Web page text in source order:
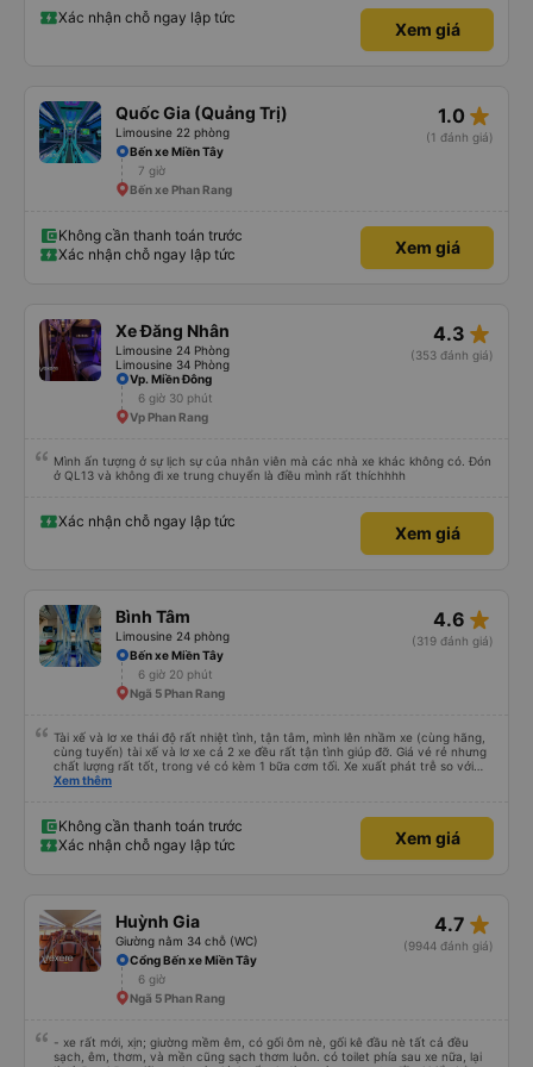
Xác nhận chỗ ngay lập tức
Xem giá
Quốc Gia (Quảng Trị)
Limousine 22 phòng
1.0 star_rate
(1 đánh giá)
Bến xe Miền Tây
7 giờ
Bến xe Phan Rang
Không cần thanh toán trước
Xác nhận chỗ ngay lập tức
Xem giá
Xe Đăng Nhân
Limousine 24 Phòng
Limousine 34 Phòng
4.3 star_rate
(353 đánh giá)
Vp. Miền Đông
6 giờ 30 phút
Vp Phan Rang
Mình ấn tượng ở sự lịch sự của nhân viên mà các nhà xe khác không có. Đón
ở QL13 và không đi xe trung chuyển là điều mình rất thíchhhh
Xác nhận chỗ ngay lập tức
Xem giá
Bình Tâm
Limousine 24 phòng
4.6 star_rate
(319 đánh giá)
Bến xe Miền Tây
6 giờ 20 phút
Ngã 5 Phan Rang
Tài xế và lơ xe thái độ rất nhiệt tình, tận tâm, mình lên nhầm xe (cùng hãng,
cùng tuyến) tài xế và lơ xe cả 2 xe đều rất tận tình giúp đỡ. Giá vé rẻ nhưng
chất lượng rất tốt, trong vé có kèm 1 bữa cơm tối. Xe xuất phát trễ so với
trên app 45p, nhưng do bão nên trời mưa rất to, có thể thông cảm được.
Xem thêm
Không cần thanh toán trước
Xác nhận chỗ ngay lập tức
Xem giá
Huỳnh Gia
Giường nằm 34 chỗ (WC)
4.7 star_rate
(9944 đánh giá)
Cổng Bến xe Miền Tây
6 giờ
Ngã 5 Phan Rang
- xe rất mới, xịn; giường mềm êm, có gối ôm nè, gối kê đầu nè tất cả đều
sạch, êm, thơm, và mền cũng sạch thơm luôn. có toilet phía sau xe nữa, lại